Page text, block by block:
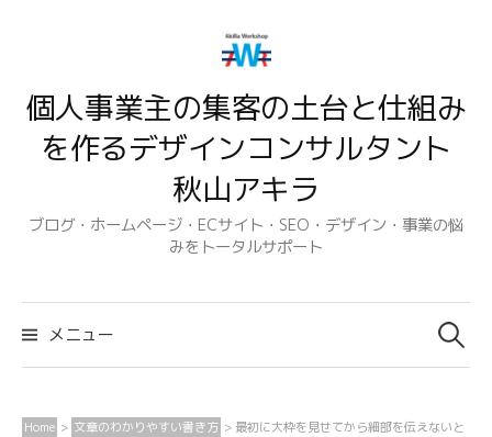
ン
キ
個人事業主の集客の土台と仕組み
を作るデザインコンサルタント
秋山アキラ
ブログ・ホームページ・ECサイト・SEO・デザイン・事業の悩
みをトータルサポート
メニュー
検
索:
Home > 文章のわかりやすい書き方 > 最初に大枠を見せてから細部を伝えないと